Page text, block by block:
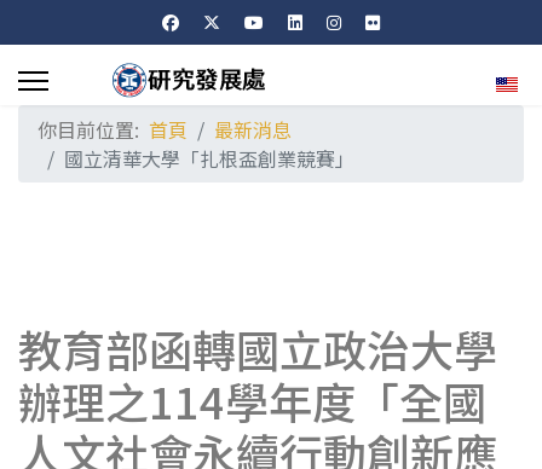
選擇
你目前位置: 首頁
最新消息
國立清華大學「扎根盃創業競賽」
教育部函轉國立政治大學
辦理之114學年度「全國
人文社會永續行動創新應